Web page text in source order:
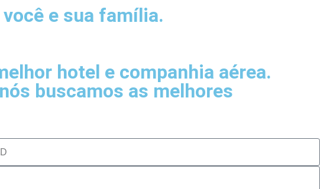
e sua família.
hotel e companhia aérea.
buscamos as melhores